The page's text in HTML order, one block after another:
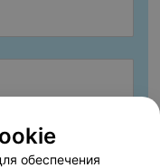
обеспечения